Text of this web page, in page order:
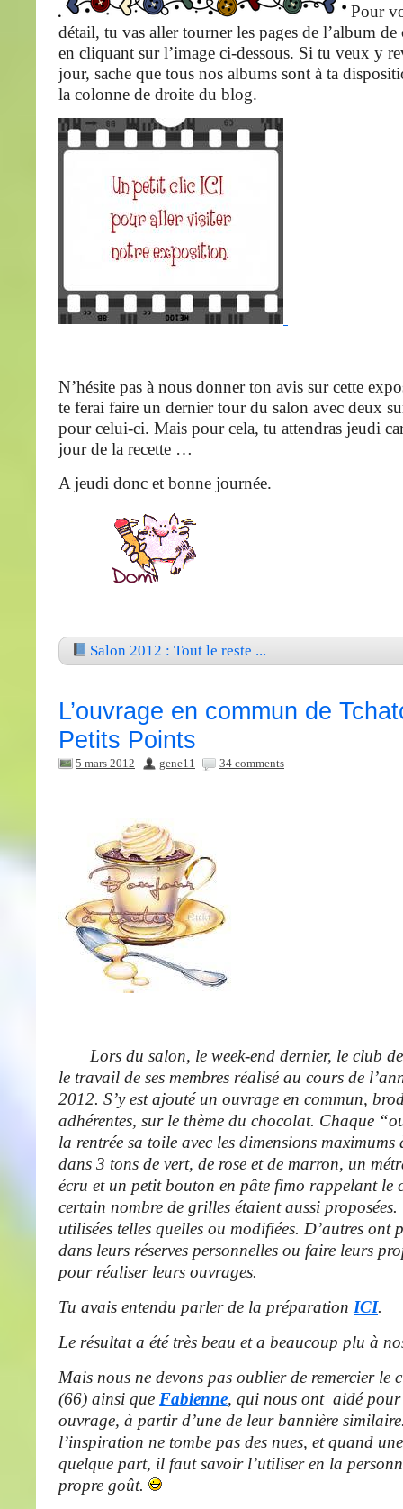
Pour
détail, tu vas aller tourner les pages de l’album
en cliquant sur l’image ci-dessous. Si tu veux y
jour, sache que tous nos albums sont à ta
la colonne de droite du blog.
N’hésite pas à nous donner ton avis sur cette
te ferai faire un dernier tour du salon avec deux
pour celui-ci. Mais pour cela, tu attendras jeudi
jour de la recette …
A jeudi donc et bonne journée.
Salon 2012 : Tout le reste ...
L’ouvrage en commun de
Petits Points
5 mars 2012 gene11 34 comments
Lors du salon, le week-end dernier, le club de
le travail de ses membres réalisé au cours de
2012. S’y est ajouté un ouvrage en commun,
adhérentes, sur le thème du chocolat. Chaque
la rentrée sa toile avec les dimensions maximums
dans 3 tons de vert, de rose et de marron, un
écru et un petit bouton en pâte fimo rappelant le
certain nombre de grilles étaient aussi
utilisées telles quelles ou modifiées. D’autres ont
dans leurs réserves personnelles ou faire leurs
pour réaliser leurs ouvrages.
Tu avais entendu parler de la préparation ICI.
Le résultat a été très beau et a beaucoup plu à
Mais nous ne devons pas oublier de remercier le
(66) ainsi que Fabienne, qui nous ont aidé pour
ouvrage, à partir d’une de leur bannière
l’inspiration ne tombe pas des nues, et quand
quelque part, il faut savoir l’utiliser en la
propre goût.